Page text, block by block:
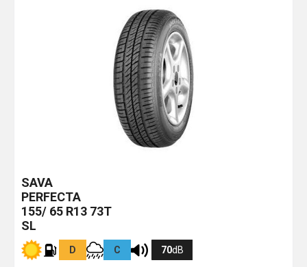
SAVA
PERFECTA
155/ 65 R13 73T
SL
D C 70dB